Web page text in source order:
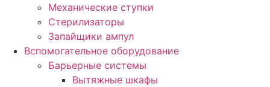
Механические ступки
Стерилизаторы
Запайщики ампул
Вспомогательное оборудование
Барьерные системы
Вытяжные шкафы